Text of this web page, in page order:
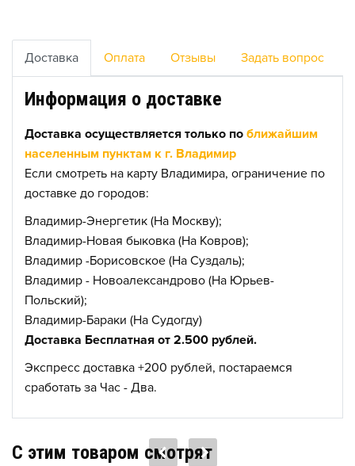
Доставка Оплата Отзывы Задать вопрос
Информация о доставке
Доставка осуществляется только по ближайшим
населенным пунктам к г. Владимир
Если смотреть на карту Владимира, ограничение по
доставке до городов:
Владимир-Энергетик (На Москву);
Владимир-Новая быковка (На Ковров);
Владимир -Борисовское (На Суздаль);
Владимир - Новоалександрово (На Юрьев-
Польский);
Владимир-Бараки (На Судогду)
Доставка Бесплатная от 2.500 рублей.
Экспресс доставка +200 рублей, постараемся
сработать за Час - Два.
C этим товаром смотрят